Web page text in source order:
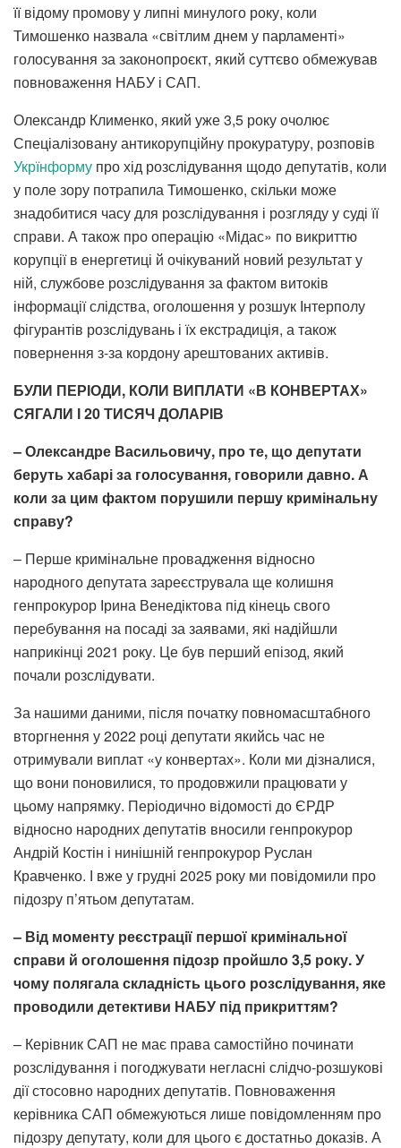
її відому промову у липні минулого року, коли
Тимошенко назвала «світлим днем у парламенті»
голосування за законопроєкт, який суттєво обмежував
повноваження НАБУ і САП.
Олександр Клименко, який уже 3,5 року очолює
Спеціалізовану антикорупційну прокуратуру, розповів
Укрїнформу про хід розслідування щодо депутатів, коли
у поле зору потрапила Тимошенко, скільки може
знадобитися часу для розслідування і розгляду у суді її
справи. А також про операцію «Мідас» по викриттю
корупції в енергетиці й очікуваний новий результат у
ній, службове розслідування за фактом витоків
інформації слідства, оголошення у розшук Інтерполу
фігурантів розслідувань і їх екстрадиція, а також
повернення з-за кордону арештованих активів.
БУЛИ ПЕРІОДИ, КОЛИ ВИПЛАТИ «В КОНВЕРТАХ»
СЯГАЛИ І 20 ТИСЯЧ ДОЛАРІВ
– Олександре Васильовичу, про те, що депутати
беруть хабарі за голосування, говорили давно. А
коли за цим фактом порушили першу кримінальну
справу?
– Перше кримінальне провадження відносно
народного депутата зареєструвала ще колишня
генпрокурор Ірина Венедіктова під кінець свого
перебування на посаді за заявами, які надійшли
наприкінці 2021 року. Це був перший епізод, який
почали розслідувати.
За нашими даними, після початку повномасштабного
вторгнення у 2022 році депутати якийсь час не
отримували виплат «у конвертах». Коли ми дізналися,
що вони поновилися, то продовжили працювати у
цьому напрямку. Періодично відомості до ЄРДР
відносно народних депутатів вносили генпрокурор
Андрій Костін і нинішній генпрокурор Руслан
Кравченко. І вже у грудні 2025 року ми повідомили про
підозру п’ятьом депутатам.
– Від моменту реєстрації першої кримінальної
справи й оголошення підозр пройшло 3,5 року. У
чому полягала складність цього розслідування, яке
проводили детективи НАБУ під прикриттям?
– Керівник САП не має права самостійно починати
розслідування і погоджувати негласні слідчо-розшукові
дії стосовно народних депутатів. Повноваження
керівника САП обмежуються лише повідомленням про
підозру депутату, коли для цього є достатньо доказів. А